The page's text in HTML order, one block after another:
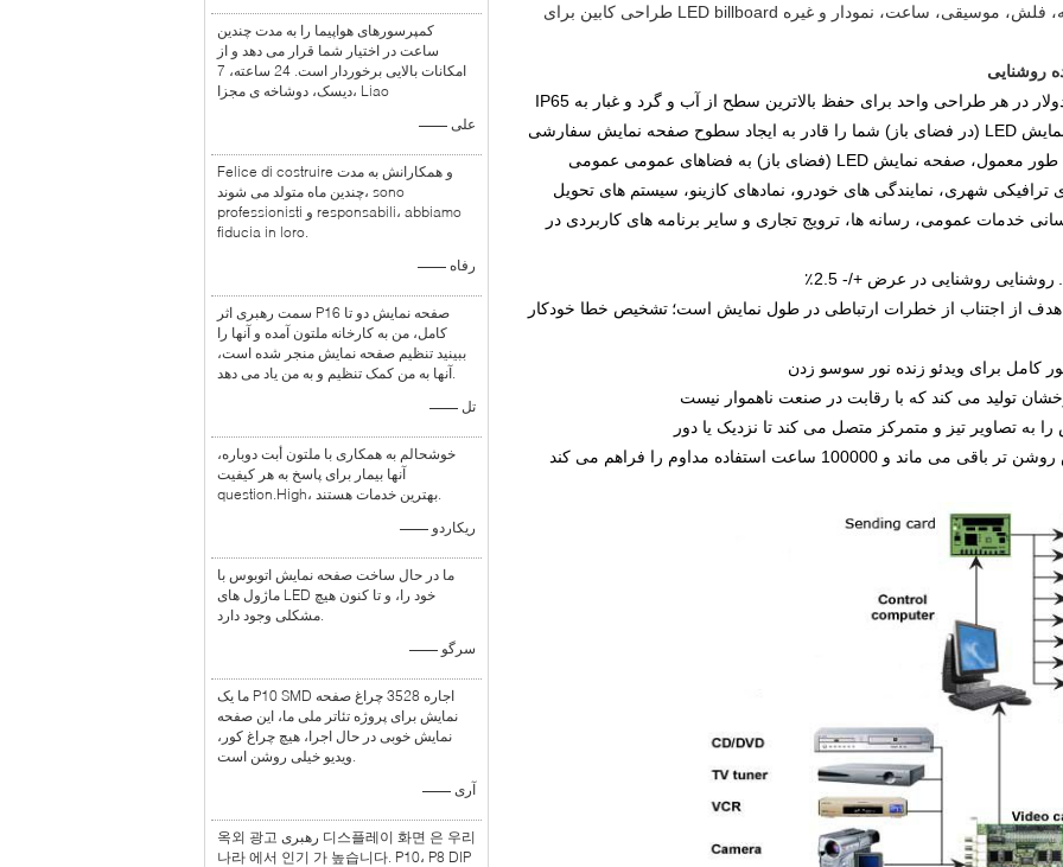
کمپرسورهای هواپیما را به مدت چندین
ساعت در اختیار شما قرار می دهد و از
امکانات بالایی برخوردار است. 24 ساعته، 7
دیسک، دوشاخه ی مجزا، Liao
—— علی
Felice di costruire و همکارانش به مدت
چندین ماه متولد می شوند، sono
professionisti و responsabili، abbiamo
fiducia in loro.
—— رفاه
سمت رهبری اثر P16 صفحه نمایش دو تا
کامل، من به کارخانه ملتون آمده و آنها را
ببینید تنظیم صفحه نمایش منجر شده است،
آنها به من کمک تنظیم و به من یاد می دهد.
—— تل
خوشحالم به همکاری با ملتون أبت دوباره،
آنها بیمار برای پاسخ به هر کیفیت
question.High، بهترین خدمات هستند.
—— ریکاردو
ما در حال ساخت صفحه نمایش اتوبوس با
ماژول های LED خود را، و تا کنون هیچ
مشکلی وجود دارد.
—— سرگو
ما یک P10 SMD اجاره 3528 چراغ صفحه
نمایش برای پروژه تئاتر ملی ما، این صفحه
نمایش خوبی در حال اجرا، هیچ چراغ کور،
ویدیو خیلی روشن است.
—— آری
옥외 광고 رهبری 디스플레이 화면 은 우리
나라 에서 인기 가 높습니다. P10، P8 DIP
و بازی های مختلف اطلاعات مانند ویدئو، کلمه، فلش، موسیقی، ساعت، نمودار و غیره LED billboard طراحی کابین برای
در صفحه نمایش LED در فضای باز سری، مدولار در هر طراحی واحد برای حفظ بالاترین سطح از آب و گرد و غبار به IP65
طراحی مدولار صفحه نمایش LED (در فضای باز) شما را قادر به ایجاد سطوح صفحه نمایش سفارشی
به طور معمول، صفحه نمایش LED (فضای باز) به فضاهای عمومی عمومی
شهری، نمایندگی های خودرو، نمادهای کازینو، سیستم های تحویل
خدمات عمومی، رسانه ها، ترویج تجاری و سایر برنامه های کاربردی در
روشنایی روشنایی در عرض +/- 2.5٪
هدف از اجتناب از خطرات ارتباطی در طول نمایش است؛ تشخیص خطا خودکار
تولید می کند که با رقابت در صنعت ناهموار نیست